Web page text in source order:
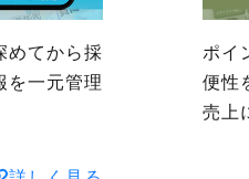
めてから採
を一元管理
ポイ
便性
売上